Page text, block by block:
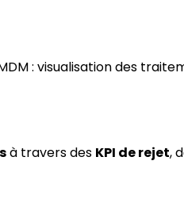
: visualisation des
à travers des KPI de rejet,